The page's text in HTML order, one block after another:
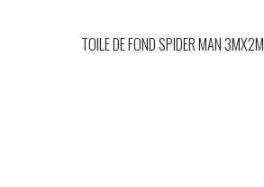
TOILE DE FOND SPIDER MAN 3MX2M